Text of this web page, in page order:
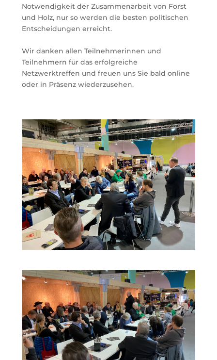
Notwendigkeit der Zusammenarbeit von Forst
und Holz, nur so werden die besten politischen
Entscheidungen erreicht.
Wir danken allen Teilnehmerinnen und
Teilnehmern für das erfolgreiche
Netzwerktreffen und freuen uns Sie bald online
oder in Präsenz wiederzusehen.